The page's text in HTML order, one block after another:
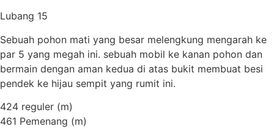
Lubang 15
Sebuah pohon mati yang besar melengkung mengarah ke
par 5 yang megah ini. sebuah mobil ke kanan pohon dan
bermain dengan aman kedua di atas bukit membuat besi
pendek ke hijau sempit yang rumit ini.
424 reguler (m)
461 Pemenang (m)